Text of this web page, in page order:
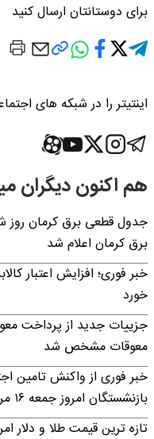
برای دوستانتان ارسال کنید
اینتیتر را در شبکه های
هم اکنون دیگران
برق کرمان اعلام شد
خورد
جزییات جدید از پرداخت
معوقات مشخص شد
خبر فوری از واکنش تامین
بازنشستگان امروز جمعه ۱۶ مرداد ۱۴۰۵